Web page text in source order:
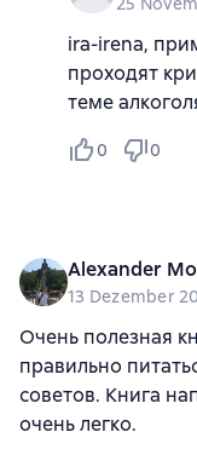
ira-irena,
проходят
теме
0 0
Alexander
13 Dezember
Очень полезная
правильно
советов. Книга
очень легко.